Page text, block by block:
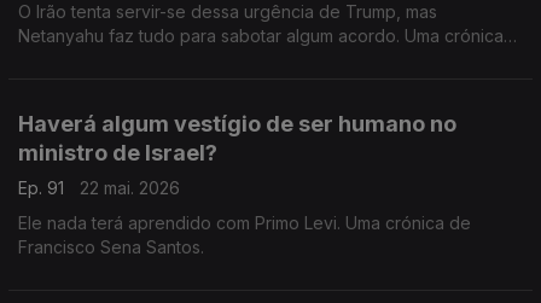
O Irão tenta servir-se dessa urgência de Trump, mas
Netanyahu faz tudo para sabotar algum acordo. Uma crónica
Haverá algum vestígio de ser humano no
ministro de Israel?
Ep. 91
22 mai. 2026
Ele nada terá aprendido com Primo Levi. Uma crónica de
Francisco Sena Santos.